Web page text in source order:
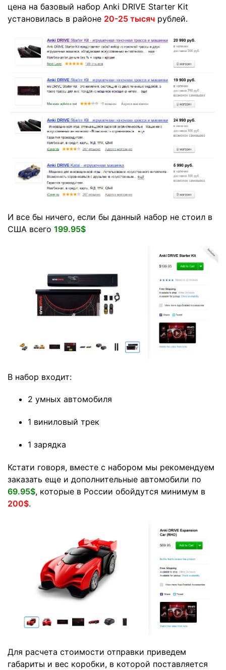
цена на базовый набор Anki DRIVE Starter Kit
установилась в районе 20-25 тысяч рублей.
И все бы ничего, если бы данный набор не стоил в
США всего 199.95$
В набор входит:
2 умных автомобиля
1 виниловый трек
1 зарядка
Кстати говоря, вместе с набором мы рекомендуем
заказать еще и дополнительные автомобили по
69.95$, которые в России обойдутся минимум в
200$.
Для расчета стоимости отправки приведем
габариты и вес коробки, в которой поставляется